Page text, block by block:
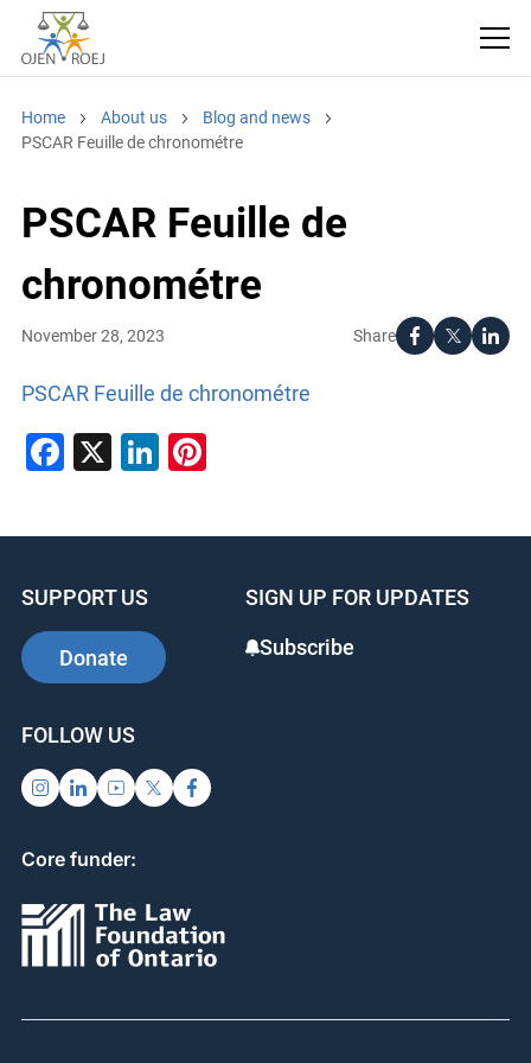
Home About us
Blog and news
PSCAR Feuille de chronométre
PSCAR Feuille de
chronométre
Share
November 28, 2023
PSCAR Feuille de chronométre
Facebook
X LinkedIn
Pinterest
SUPPORT US
Donate
SIGN UP FOR UPDATES
Subscribe
FOLLOW US
Core funder: